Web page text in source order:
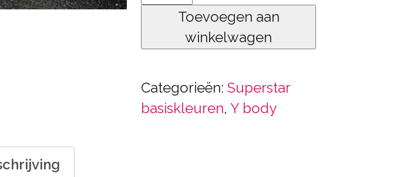
Paars
aantal
Toevoegen aan
winkelwagen
Categorieën:Superstar
basiskleuren,Y body